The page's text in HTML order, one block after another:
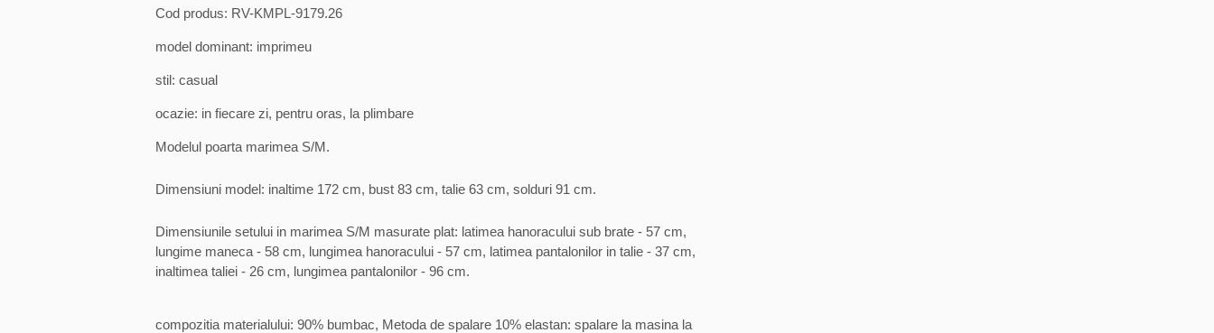
Cod produs: RV-KMPL-9179.26
model dominant: imprimeu
stil: casual
ocazie: in fiecare zi, pentru oras, la plimbare
Modelul poarta marimea S/M.
Dimensiuni model: inaltime 172 cm, bust 83 cm, talie 63 cm, solduri 91 cm.
Dimensiunile setului in marimea S/M masurate plat: latimea hanoracului sub brate - 57 cm,
lungime maneca - 58 cm, lungimea hanoracului - 57 cm, latimea pantalonilor in talie - 37 cm,
inaltimea taliei - 26 cm, lungimea pantalonilor - 96 cm.
compozitia materialului: 90% bumbac, Metoda de spalare 10% elastan: spalare la masina la